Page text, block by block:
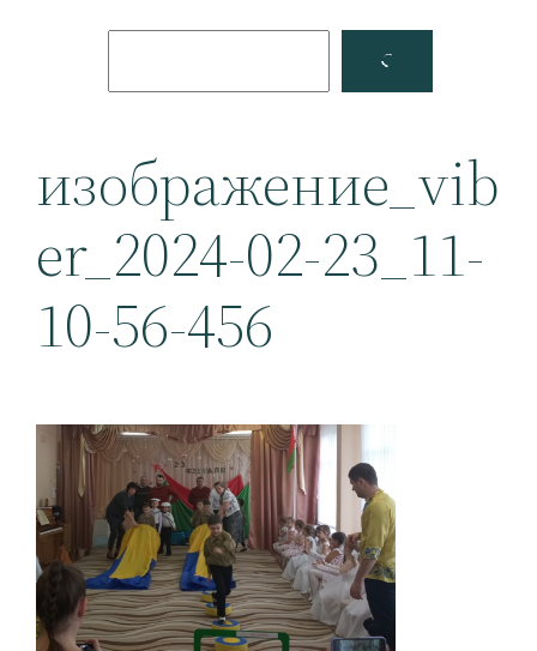
Facebook
изображение_vib
er_2024-02-23_11-
10-56-456